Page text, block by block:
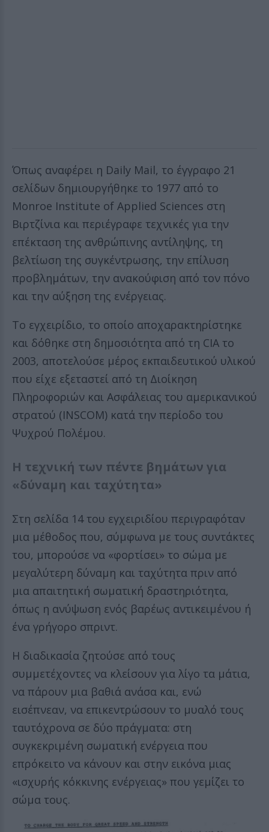
Όπως αναφέρει η Daily Mail, το έγγραφο 21
σελίδων δημιουργήθηκε το 1977 από το
Monroe Institute of Applied Sciences στη
Βιρτζίνια και περιέγραφε τεχνικές για την
επέκταση της ανθρώπινης αντίληψης, τη
βελτίωση της συγκέντρωσης, την επίλυση
προβλημάτων, την ανακούφιση από τον πόνο
και την αύξηση της ενέργειας.
Το εγχειρίδιο, το οποίο αποχαρακτηρίστηκε
και δόθηκε στη δημοσιότητα από τη CIA το
2003, αποτελούσε μέρος εκπαιδευτικού υλικού
που είχε εξεταστεί από τη Διοίκηση
Πληροφοριών και Ασφάλειας του αμερικανικού
στρατού (INSCOM) κατά την περίοδο του
Ψυχρού Πολέμου.
Η τεχνική των πέντε βημάτων για
«δύναμη και ταχύτητα»
Στη σελίδα 14 του εγχειριδίου περιγραφόταν
μια μέθοδος που, σύμφωνα με τους συντάκτες
του, μπορούσε να «φορτίσει» το σώμα με
μεγαλύτερη δύναμη και ταχύτητα πριν από
μια απαιτητική σωματική δραστηριότητα,
όπως η ανύψωση ενός βαρέως αντικειμένου ή
ένα γρήγορο σπριντ.
Η διαδικασία ζητούσε από τους
συμμετέχοντες να κλείσουν για λίγο τα μάτια,
να πάρουν μια βαθιά ανάσα και, ενώ
εισέπνεαν, να επικεντρώσουν το μυαλό τους
ταυτόχρονα σε δύο πράγματα: στη
συγκεκριμένη σωματική ενέργεια που
επρόκειτο να κάνουν και στην εικόνα μιας
«ισχυρής κόκκινης ενέργειας» που γεμίζει το
σώμα τους.